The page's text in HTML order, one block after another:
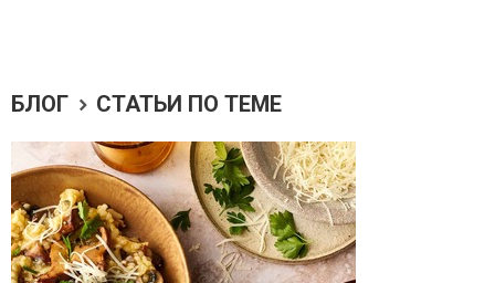
БЛОГ СТАТЬИ ПО ТЕМЕ